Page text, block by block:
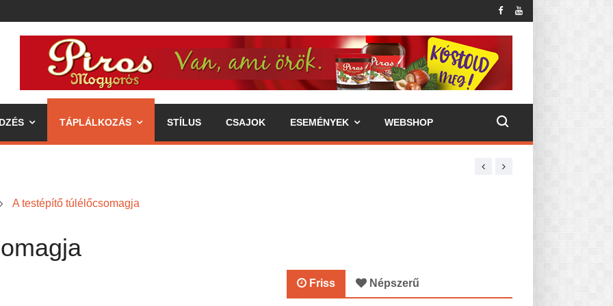
TÁPLÁLKOZÁS STÍLUS CSAJOK ESEMÉNYEK WEBSHOP
A testépítő túlélőcsomagja
Friss Népszerű